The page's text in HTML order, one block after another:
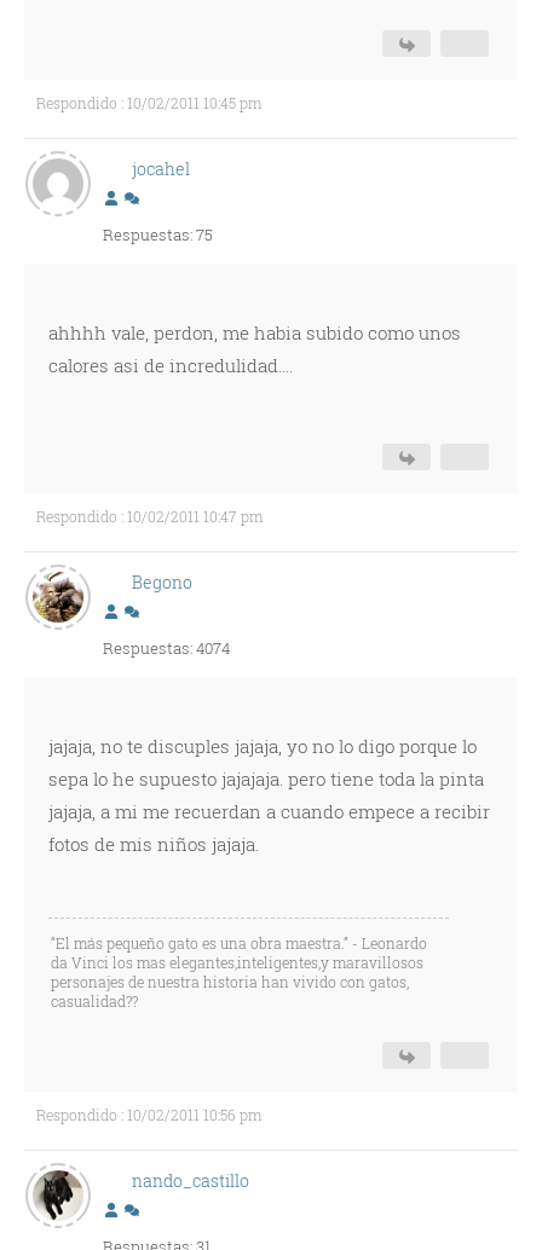
Respondido : 10/02/2011 10:45 pm
jocahel
Respuestas: 75
ahhhh vale, perdon, me habia subido como unos
calores asi de incredulidad....
Respondido : 10/02/2011 10:47 pm
Begono
Respuestas: 4074
jajaja, no te discuples jajaja, yo no lo digo porque lo
sepa lo he supuesto jajajaja. pero tiene toda la pinta
jajaja, a mi me recuerdan a cuando empece a recibir
fotos de mis niños jajaja.
“El más pequeño gato es una obra maestra.” - Leonardo
da Vinci los mas elegantes,inteligentes,y maravillosos
personajes de nuestra historia han vivido con gatos,
casualidad??
Respondido : 10/02/2011 10:56 pm
nando_castillo